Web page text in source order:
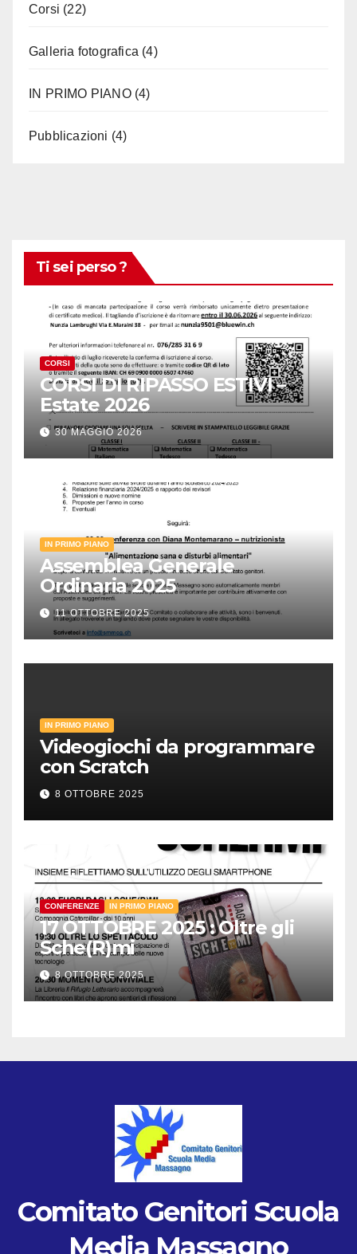
Corsi (22)
Galleria fotografica (4)
IN PRIMO PIANO(4)
Pubblicazioni (4)
Ti sei perso ?
CORSI
CORSI DI RIPASSO ESTIVI –
Estate 2026
30 MAGGIO 2026
IN PRIMO PIANO
Assemblea Generale
Ordinaria 2025
11 OTTOBRE 2025
IN PRIMO PIANO
Videogiochi da programmare
con Scratch
8 OTTOBRE 2025
CONFERENZE IN PRIMO PIANO
17 OTTOBRE 2025 : Oltre gli
Sche(R)mi
8 OTTOBRE 2025
Comitato Genitori Scuola
Media Massagno